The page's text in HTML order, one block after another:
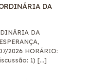
DA
DA
2026 HORÁRIO:
1) […]